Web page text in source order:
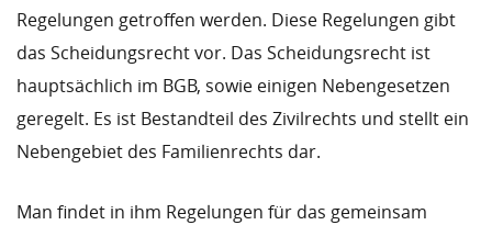
Regelungen getroffen werden. Diese Regelungen gibt
das Scheidungsrecht vor. Das Scheidungsrecht ist
hauptsächlich im BGB, sowie einigen Nebengesetzen
geregelt. Es ist Bestandteil des Zivilrechts und stellt ein
Nebengebiet des Familienrechts dar.
Man findet in ihm Regelungen für das gemeinsam